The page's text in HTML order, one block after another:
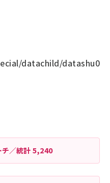
datachild/datashu0
チ／統計5,240